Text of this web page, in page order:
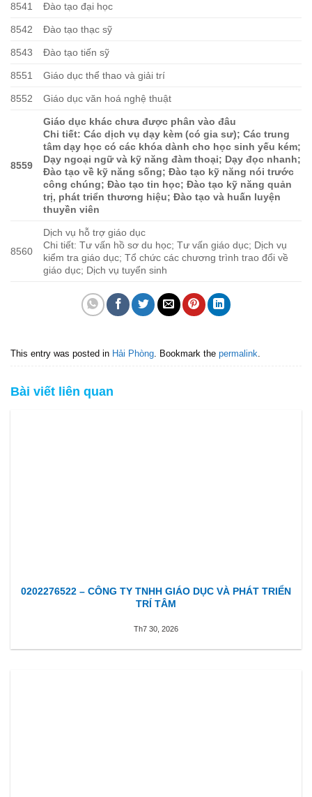
8541 Đào tạo đại học
8542 Đào tạo thạc sỹ
8543 Đào tạo tiến sỹ
8551 Giáo dục thể thao và giải trí
8552 Giáo dục văn hoá nghệ thuật
8559
Giáo dục khác chưa được phân vào đâu
Chi tiết: Các dịch vụ dạy kèm (có gia sư); Các trung
tâm dạy học có các khóa dành cho học sinh yếu kém;
Dạy ngoại ngữ và kỹ năng đàm thoại; Dạy đọc nhanh;
Đào tạo về kỹ năng sống; Đào tạo kỹ năng nói trước
công chúng; Đào tạo tin học; Đào tạo kỹ năng quản
trị, phát triển thương hiệu; Đào tạo và huấn luyện
thuyền viên
8560
Dịch vụ hỗ trợ giáo dục
Chi tiết: Tư vấn hồ sơ du học; Tư vấn giáo dục; Dịch vụ
kiểm tra giáo dục; Tổ chức các chương trình trao đổi về
giáo dục; Dịch vụ tuyển sinh
This entry was posted in Hải Phòng . Bookmark the permalink
Bài viết liên quan
0202276522 – CÔNG TY TNHH GIÁO DỤC VÀ PHÁT TRIỂN
TRÍ TÂM
Th7 30, 2026